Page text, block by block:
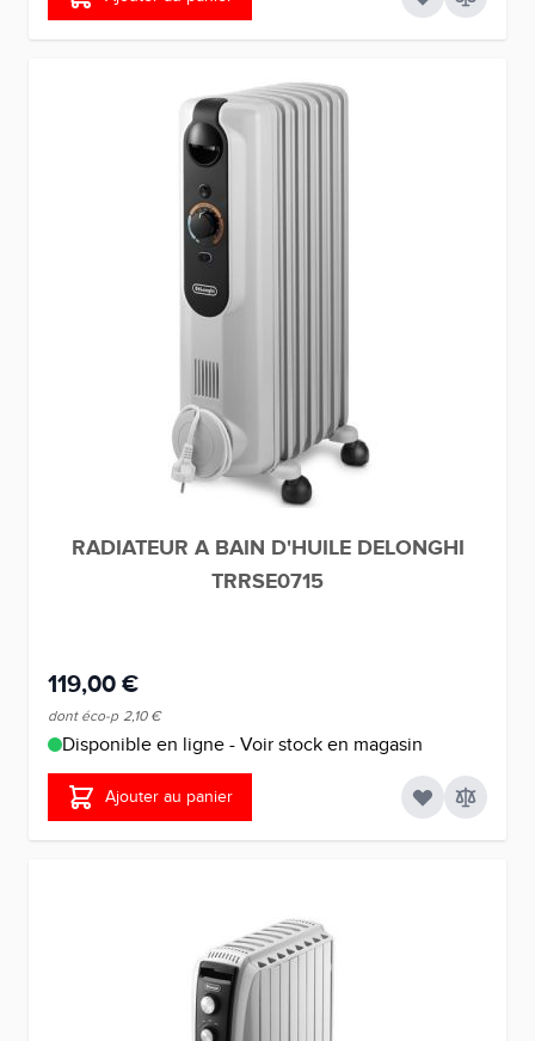
RADIATEUR A BAIN D'HUILE DELONGHI
TRRSE0715
119,00 €
dont éco-p 2,10 €
Disponible en ligne - Voir stock en magasin
Ajouter au panier